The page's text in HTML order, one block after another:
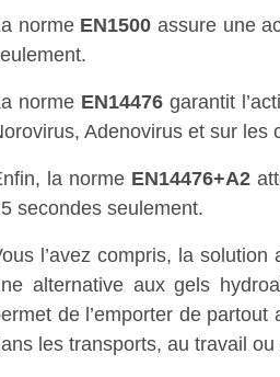
norme EN1500 assure une
norme EN14476 garantit
Adenovirus et sur les
la norme EN14476+A2
secondes seulement.
l’avez compris, la
alternative aux gels
de l’emporter de
les transports, au travail